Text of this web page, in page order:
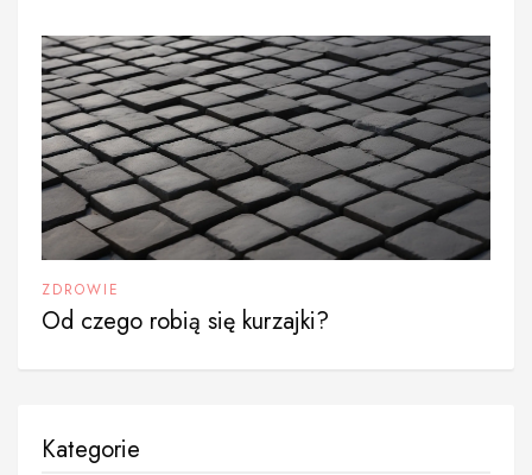
ZDROWIE
Od czego robią się kurzajki?
Kategorie